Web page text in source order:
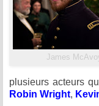
James
plusieurs acteurs
Robin Wright,